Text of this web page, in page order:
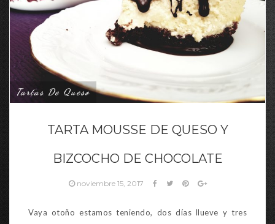
Tartas De Queso
TARTA MOUSSE DE QUESO Y
BIZCOCHO DE CHOCOLATE
noviembre 15, 2017
Vaya otoño estamos teniendo, dos días llueve y tres